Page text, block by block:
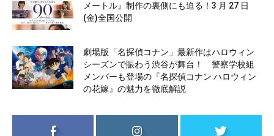
メートル』制作の裏側にも迫る！3 月 27 日
(金)全国公開
劇場版「名探偵コナン」最新作はハロウィン
シーズンで賑わう渋谷が舞台！ 警察学校組
メンバーも登場の『名探偵コナン ハロウィン
の花嫁』の魅力を徹底解説